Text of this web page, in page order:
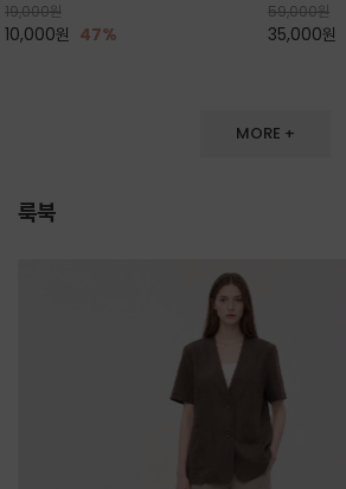
프,여행까지~~
19,000원
10,000원 47%
스러움을 동시에
59,000원
35,000원
MORE +
룩북